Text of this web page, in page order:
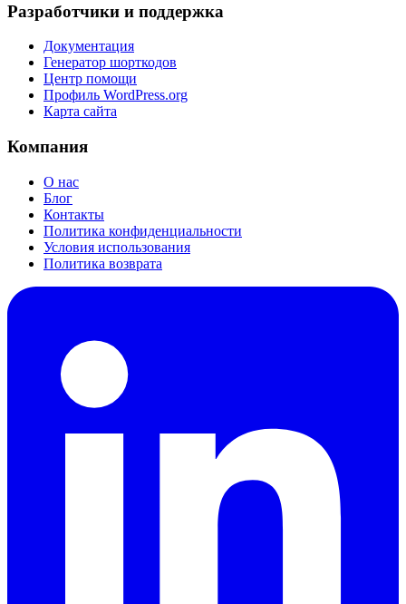
Разработчики и поддержка
Документация
Генератор шорткодов
Центр помощи
Профиль WordPress.org
Карта сайта
Компания
О нас
Блог
Контакты
Политика конфиденциальности
Условия использования
Политика возврата